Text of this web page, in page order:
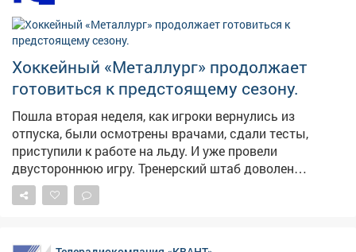
Хоккейный «Металлург» продолжает
готовиться к предстоящему сезону.
Пошла вторая неделя, как игроки вернулись из
отпуска, были осмотрены врачами, сдали тесты,
приступили к работе на льду. И уже провели
двустороннюю игру. Тренерский штаб доволен
отношением хоккеистов к работе и тем состоянием, в
каком они подошли к сборам. Состав команды